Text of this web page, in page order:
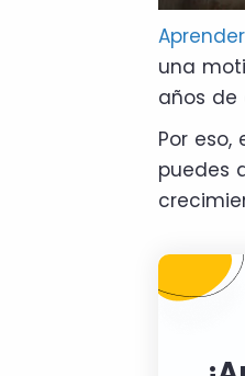
una
años de
Por
puedes